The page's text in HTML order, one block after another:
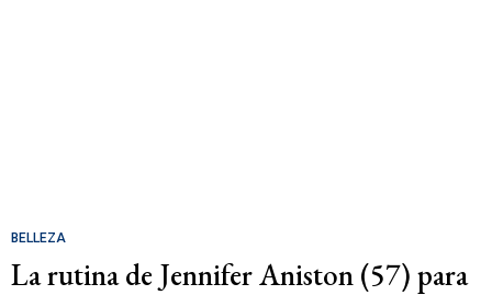
BELLEZA
La rutina de Jennifer Aniston (57) para